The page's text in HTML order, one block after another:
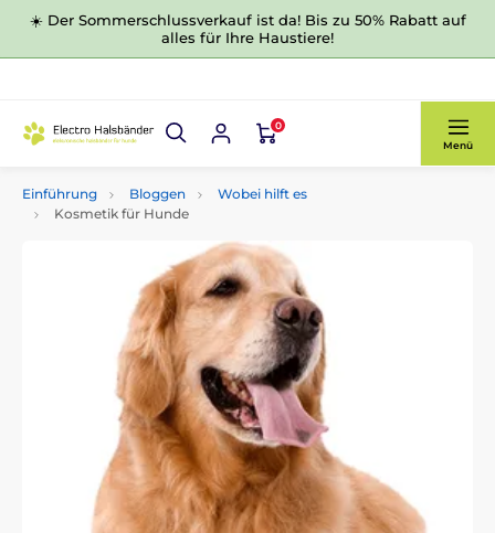
☀️ Der Sommerschlussverkauf ist da! Bis zu 50% Rabatt auf
alles für Ihre Haustiere!
0
Menü
Einführung Bloggen
Wobei hilft es
Kosmetik für Hunde